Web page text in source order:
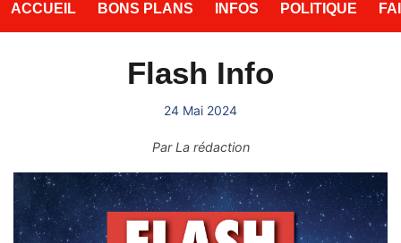
ACCUEIL BONS PLANS INFOS POLITIQUE
Flash Info
24 Mai 2024
ParLa rédaction